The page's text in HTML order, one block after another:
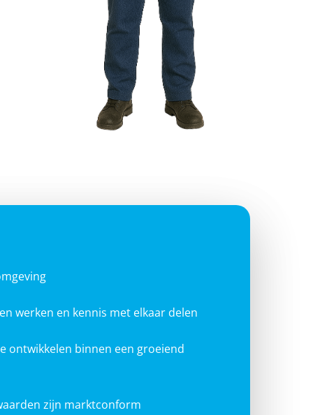
werken en kennis met elkaar delen
ontwikkelen binnen een groeiend
zijn marktconform